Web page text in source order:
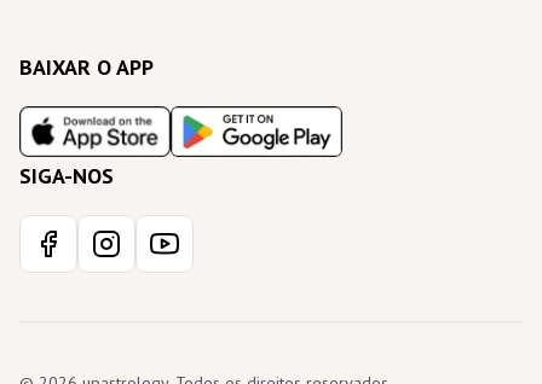
BAIXAR O APP
SIGA-NOS